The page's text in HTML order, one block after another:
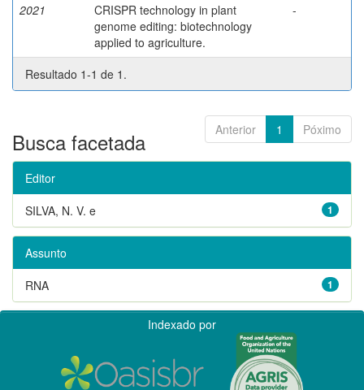
2021
CRISPR technology in plant
genome editing: biotechnology
applied to agriculture.
-
Resultado 1-1 de 1.
Anterior 1 Póximo
Busca facetada
Editor
1
SILVA, N. V. e
Assunto
1
RNA
Indexado por